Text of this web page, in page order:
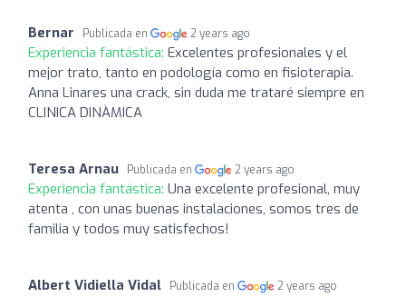
Bernar Publicada en 2 years ago
Experiencia fantástica: Excelentes profesionales y el
mejor trato, tanto en podología como en fisioterapia.
Anna Linares una crack, sin duda me trataré siempre en
CLINICA DINÀMICA
Teresa Arnau Publicada en 2 years ago
Experiencia fantástica: Una excelente profesional, muy
atenta , con unas buenas instalaciones, somos tres de
familia y todos muy satisfechos!
Albert Vidiella Vidal Publicada en 2 years ago